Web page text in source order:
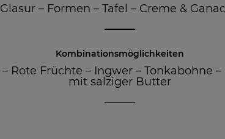
Glasur – Formen – Tafel – Creme &
Kombinationsmöglichkeiten
– Rote Früchte – Ingwer – Tonkabohne –
mit salziger Butter